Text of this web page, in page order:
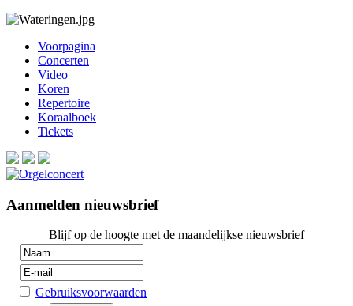
Voorpagina
Concerten
Video
Koren
Repertoire
Koraalboek
Tickets
Aanmelden nieuwsbrief
Blijf op de hoogte met de maandelijkse nieuwsbrief
Gebruiksvoorwaarden